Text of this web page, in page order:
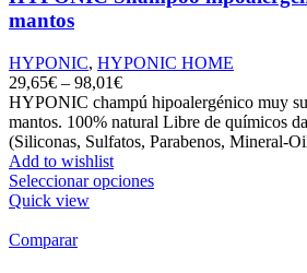
mantos
HYPONIC, HYPONIC HOME
29,65€ – 98,01€
HYPONIC champú hipoalergénico muy
mantos. 100% natural Libre de químicos
(Siliconas, Sulfatos, Parabenos, Mineral-
Add to wishlist
Seleccionar opciones
Quick view
Comparar